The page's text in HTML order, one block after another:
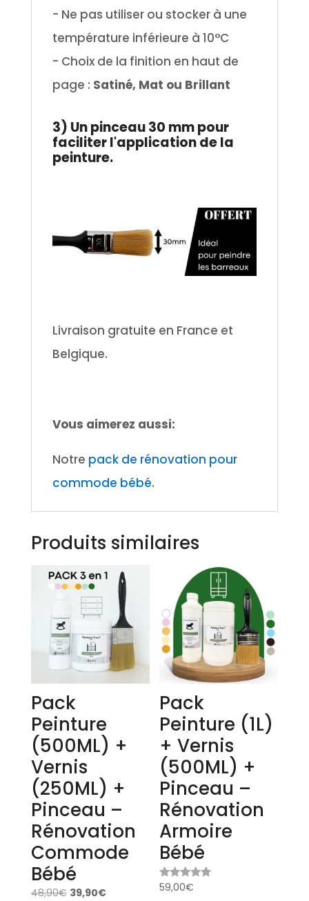
- Ne pas utiliser ou stocker à une
température inférieure à 10°C
- Choix de la finition en haut de
page : Satiné, Mat ou Brillant
3) Un pinceau 30 mm pour
faciliter l'application de la
peinture.
Livraison gratuite en France et
Belgique.
Vous aimerez aussi:
Notre pack de rénovation pour
commode bébé.
Produits similaires
Pack
Peinture
(500ML) +
Vernis
(250ML) +
Pinceau –
Rénovation
Commode
Bébé
48,90€ 39,90€
Pack
Peinture (1L)
+ Vernis
(500ML) +
Pinceau –
Rénovation
Armoire
Bébé
Note
59,00€